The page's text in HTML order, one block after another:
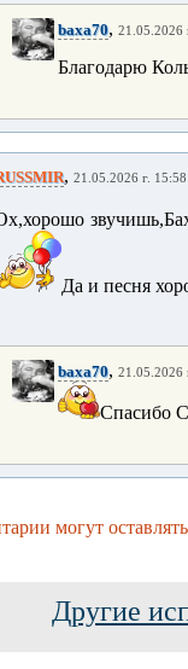
baxa70, 21.05.2026
Благодарю
, 21.05.2026 г. 15:58
Да и песня
baxa70, 21.05.2026
Спасибо
могут
Другие